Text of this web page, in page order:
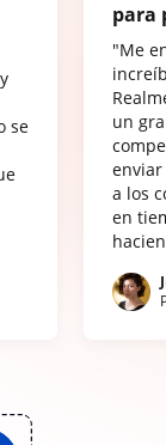
se
para
"Me
un
a los
en